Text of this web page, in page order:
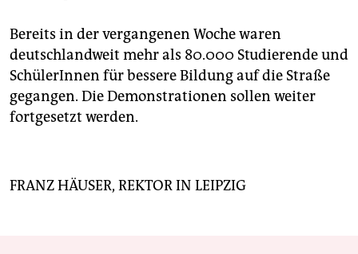
Bereits in der vergangenen Woche waren
deutschlandweit mehr als 80.000 Studierende und
SchülerInnen für bessere Bildung auf die Straße
gegangen. Die Demonstrationen sollen weiter
fortgesetzt werden.
FRANZ HÄUSER, REKTOR IN LEIPZIG